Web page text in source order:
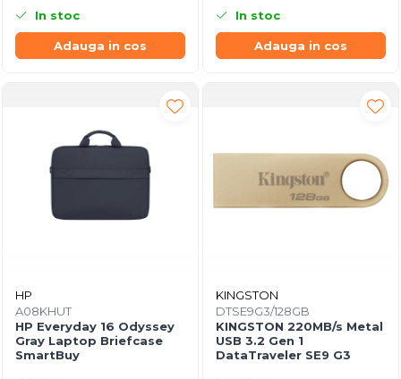
In stoc
Adauga in cos
In stoc
Adauga in cos
HP
A08KHUT
HP Everyday 16 Odyssey
Gray Laptop Briefcase
SmartBuy
KINGSTON
DTSE9G3/128GB
KINGSTON 220MB/s Metal
USB 3.2 Gen 1
DataTraveler SE9 G3